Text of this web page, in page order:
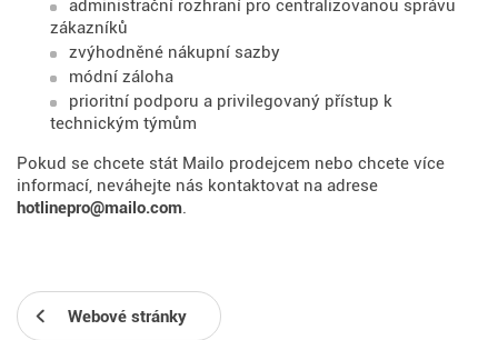
administrační rozhraní pro centralizovanou správu
zákazníků
zvýhodněné nákupní sazby
módní záloha
prioritní podporu a privilegovaný přístup k
technickým týmům
Pokud se chcete stát Mailo prodejcem nebo chcete více
informací, neváhejte nás kontaktovat na adrese
hotlinepro@mailo.com.
Webové stránky